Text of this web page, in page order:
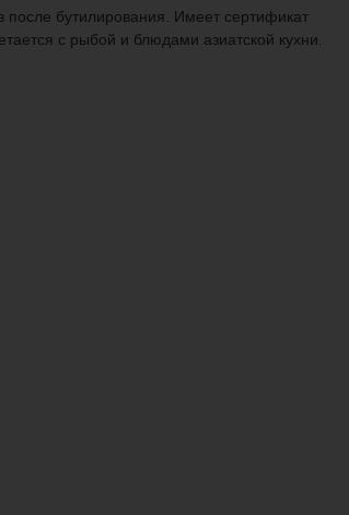
после бутилирования. Имеет сертификат
с рыбой и блюдами азиатской кухни.